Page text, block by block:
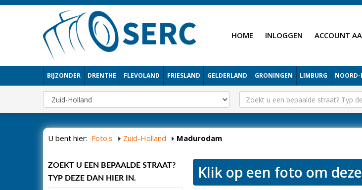
HOME INLOGGEN ACCOUNT
BIJZONDER DRENTHE FLEVOLAND FRIESLAND GELDERLAND GRONINGEN LIMBURG NOORD-
U bent hier: Foto's Zuid-Holland Madurodam
ZOEKT U EEN BEPAALDE STRAAT?
TYP DEZE DAN HIER IN.
Klik op een foto om